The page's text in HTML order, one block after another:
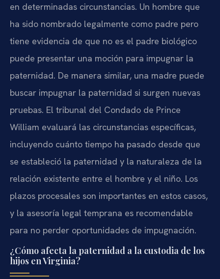
en determinadas circunstancias. Un hombre que
ha sido nombrado legalmente como padre pero
tiene evidencia de que no es el padre biológico
puede presentar una moción para impugnar la
paternidad. De manera similar, una madre puede
buscar impugnar la paternidad si surgen nuevas
pruebas. El tribunal del Condado de Prince
William evaluará las circunstancias específicas,
incluyendo cuánto tiempo ha pasado desde que
se estableció la paternidad y la naturaleza de la
relación existente entre el hombre y el niño. Los
plazos procesales son importantes en estos casos,
y la asesoría legal temprana es recomendable
para no perder oportunidades de impugnación.
¿Cómo afecta la paternidad a la custodia de los
hijos en Virginia?